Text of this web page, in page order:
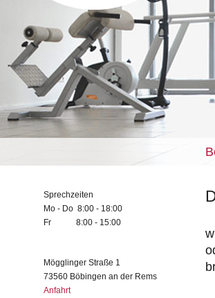
Sprechzeiten
Mo - Do 8:00 - 18:00
Fr 8:00 - 15:00
Mögglinger Straße 1
73560 Böbingen an der Rems
Anfahrt